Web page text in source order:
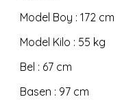
Model Boy : 172 cm
Model Kilo : 55 kg
Bel : 67 cm
Basen : 97 cm